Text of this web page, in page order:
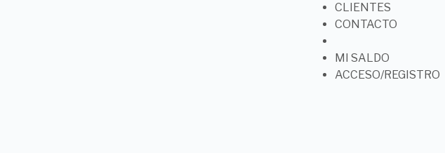
CLIENTES
CONTACTO
MI SALDO
ACCESO/REGISTRO